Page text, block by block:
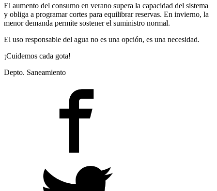
El aumento del consumo en verano supera la capacidad del sistema
y obliga a programar cortes para equilibrar reservas. En invierno, la
menor demanda permite sostener el suministro normal.
El uso responsable del agua no es una opción, es una necesidad.
¡Cuidemos cada gota!
Depto. Saneamiento